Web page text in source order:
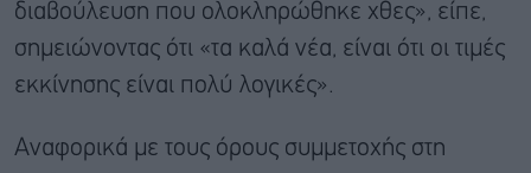
διαβούλευση που ολοκληρώθηκε χθες», είπε,
σημειώνοντας ότι «τα καλά νέα, είναι ότι οι τιμές
εκκίνησης είναι πολύ λογικές».
Αναφορικά με τους όρους συμμετοχής στη